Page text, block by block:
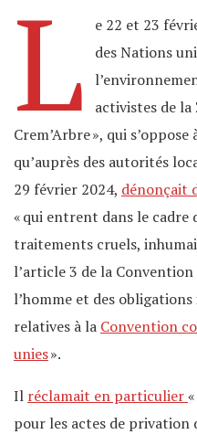
L
e 22 et 23
des Nations
activistes de la
Crem’Arbre », qui
qu’auprès des autorités
29 février 2024, dénonçait
« qui entrent dans le cadre
traitements cruels,
l’article 3 de la
l’homme et des
relatives à la Convention
unies».
Il réclamait en particulier
pour les actes de privation